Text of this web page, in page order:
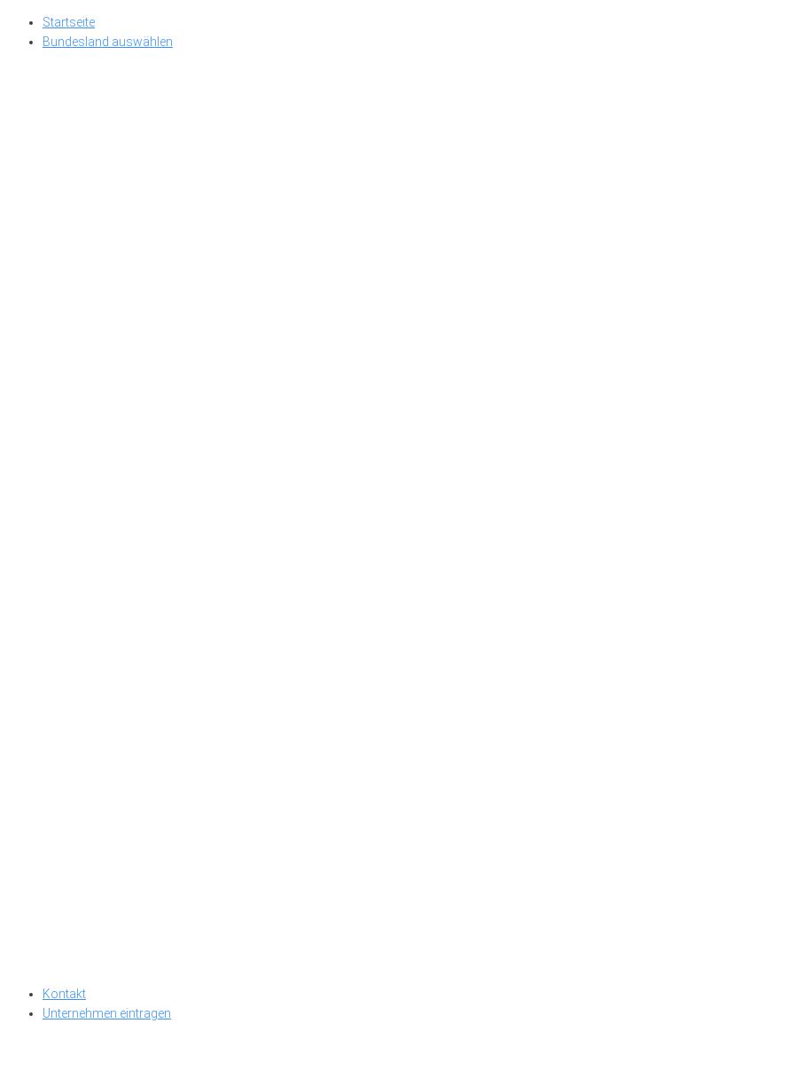
Skip
Startseite
Bundesland auswählen
Kontakt
Unternehmen eintragen